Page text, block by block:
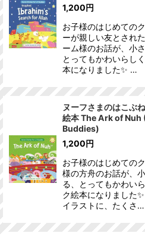
1,200円
お子様のはじめての
ーが親しい友とされ
ーム様のお話が、小
とってもかわいらし
本になりました✨ …
ヌーフさまのはこぶ
絵本 The Ark of
Buddies)
1,200円
お子様のはじめての
様の方舟のお話が、
る、とってもかわい
ク絵本になりました
イラストに、たくさ…